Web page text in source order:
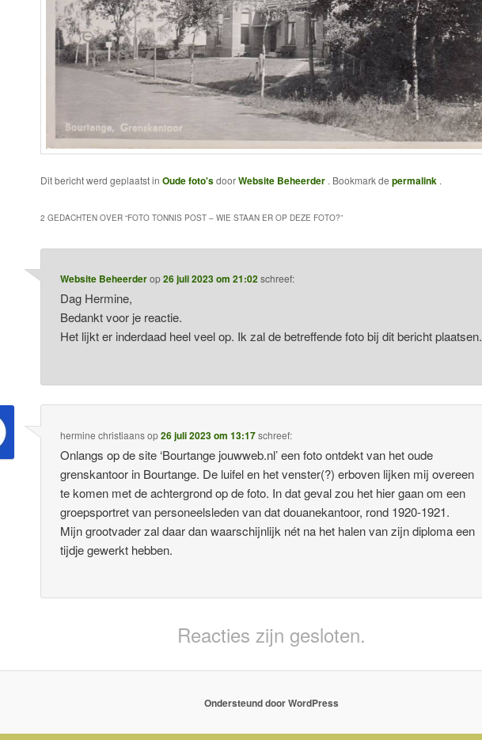
Dit bericht werd geplaatst in Oude foto'sdoorWebsite Beheerder . Bookmark de permalink .
2 GEDACHTEN OVER “FOTO TONNIS POST – WIE STAAN ER OP DEZE FOTO?”
Website Beheerderop26 juli 2023 om 21:02schreef:
Dag Hermine,
Bedankt voor je reactie.
Het lijkt er inderdaad heel veel op. Ik zal de betreffende foto bij dit bericht plaatsen.
hermine christiaansop26 juli 2023 om 13:17schreef:
Onlangs op de site ‘Bourtange jouwweb.nl’ een foto ontdekt van het oude
grenskantoor in Bourtange. De luifel en het venster(?) erboven lijken mij overeen
te komen met de achtergrond op de foto. In dat geval zou het hier gaan om een
groepsportret van personeelsleden van dat douanekantoor, rond 1920-1921.
Mijn grootvader zal daar dan waarschijnlijk nét na het halen van zijn diploma een
tijdje gewerkt hebben.
Reacties zijn gesloten.
Ondersteund door WordPress